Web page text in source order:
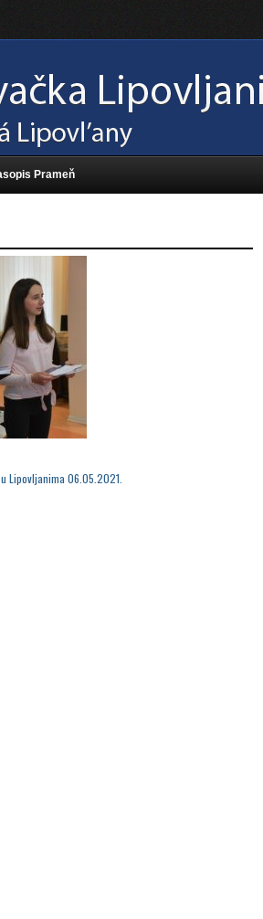
Prameň
Lipovljanima 06.05.2021.